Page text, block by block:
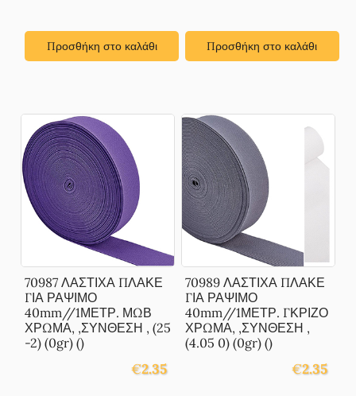
Προσθήκη στο καλάθι Προσθήκη στο καλάθι
70987 ΛΑΣΤΙΧΑ ΠΛΑΚΕ
ΓΙΑ ΡΑΨΙΜΟ
40mm//1ΜΕΤΡ. ΜΩΒ
ΧΡΩΜΑ, ,ΣΥΝΘΕΣΗ , (25
-2) (0gr) ()
€2.35
70989 ΛΑΣΤΙΧΑ ΠΛΑΚΕ
ΓΙΑ ΡΑΨΙΜΟ
40mm//1ΜΕΤΡ. ΓΚΡΙΖΟ
ΧΡΩΜΑ, ,ΣΥΝΘΕΣΗ ,
(4.05 0) (0gr) ()
€2.35